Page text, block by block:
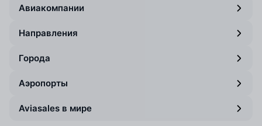
Авиакомпании
Направления
Города
Аэропорты
Aviasales в мире